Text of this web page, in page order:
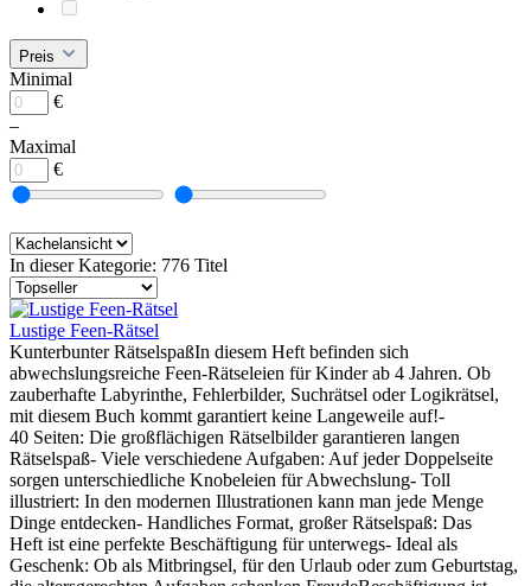
Preis
Minimal
€
–
Maximal
€
In dieser Kategorie: 776 Titel
Lustige Feen-Rätsel
Kunterbunter RätselspaßIn diesem Heft befinden sich
abwechslungsreiche Feen-Rätseleien für Kinder ab 4 Jahren. Ob
zauberhafte Labyrinthe, Fehlerbilder, Suchrätsel oder Logikrätsel,
mit diesem Buch kommt garantiert keine Langeweile auf!-
40 Seiten: Die großflächigen Rätselbilder garantieren langen
Rätselspaß- Viele verschiedene Aufgaben: Auf jeder Doppelseite
sorgen unterschiedliche Knobeleien für Abwechslung- Toll
illustriert: In den modernen Illustrationen kann man jede Menge
Dinge entdecken- Handliches Format, großer Rätselspaß: Das
Heft ist eine perfekte Beschäftigung für unterwegs- Ideal als
Geschenk: Ob als Mitbringsel, für den Urlaub oder zum Geburtstag,